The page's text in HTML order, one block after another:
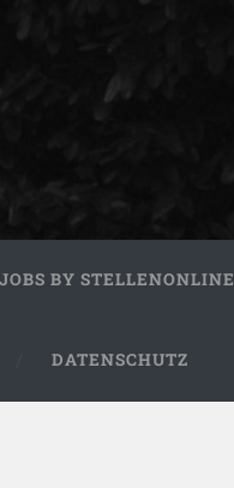
BY STELLENONLINE
DATENSCHUTZ